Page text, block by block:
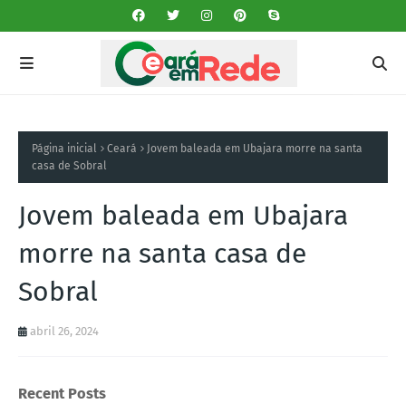
Página inicial Ceará
Jovem baleada em Ubajara morre na santa
casa de Sobral
Jovem baleada em Ubajara
morre na santa casa de
Sobral
abril 26, 2024
Recent Posts